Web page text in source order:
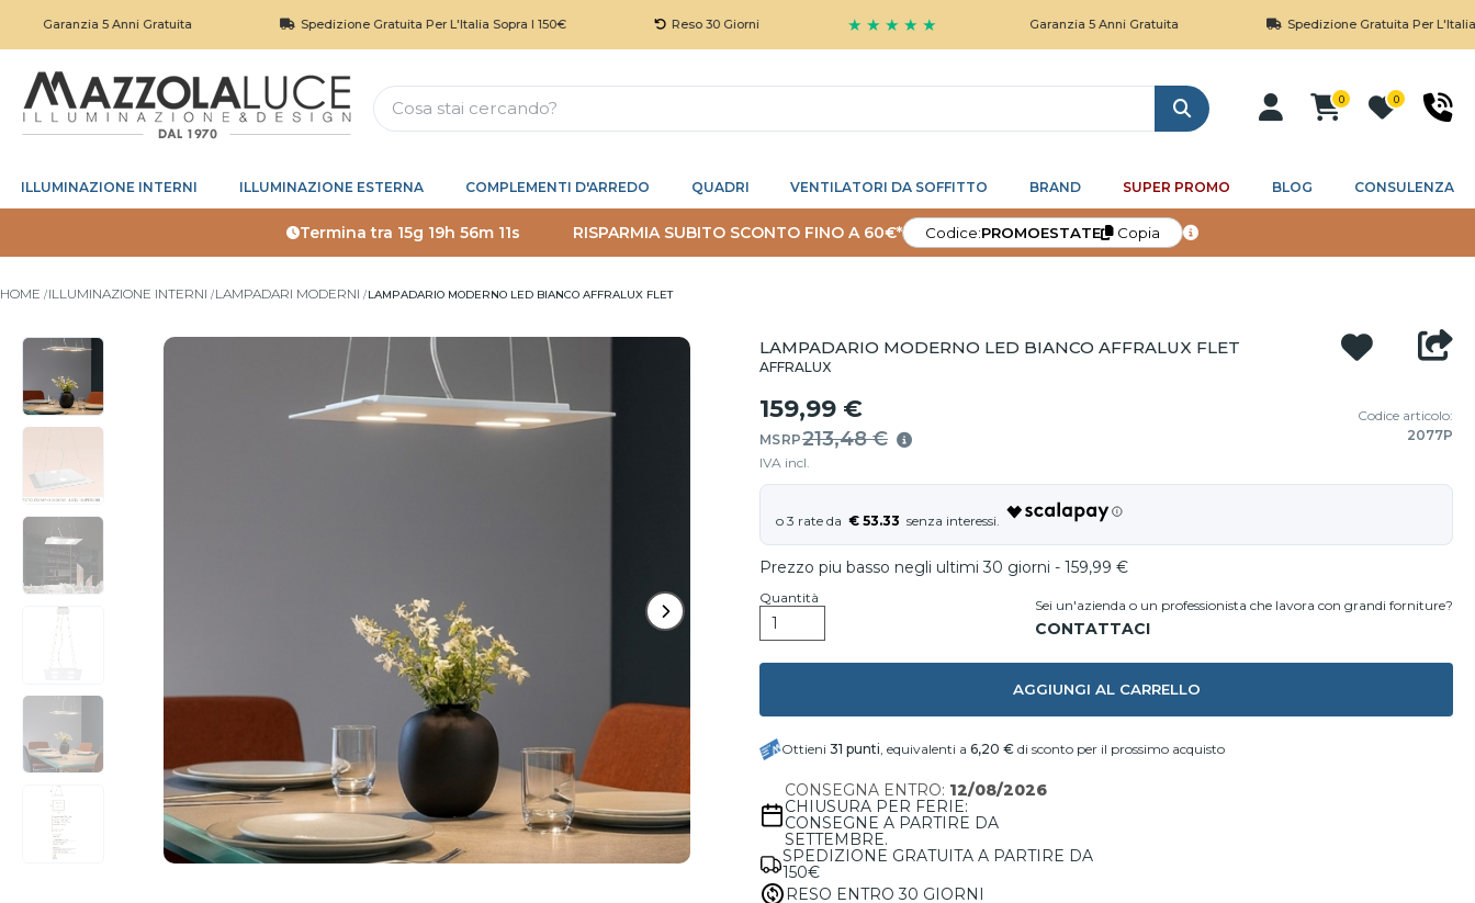
5 Anni Gratuita Spedizione Gratuita Per L'Italia Sopra I 150€ Reso 30 Giorni ★ ★ ★ ★ ★ Garanzia 5 Anni Gratuita Spedizione Gratuita Per L'Italia Sopra I
Cerca
0 0
ILLUMINAZIONE INTERNI ILLUMINAZIONE ESTERNA COMPLEMENTI D'ARREDO QUADRI VENTILATORI DA SOFFITTO BRAND SUPER PROMO BLOG CONSULENZA
Termina tra 15g 19h 56m 10s RISPARMIA SUBITO SCONTO FINO A 60€* Codice:PROMOESTATE Copia
HOME ILLUMINAZIONE INTERNI LAMPADARI MODERNI LAMPADARIO MODERNO LED BIANCO AFFRALUX FLET
LAMPADARIO MODERNO LED BIANCO AFFRALUX FLET
AFFRALUX
159,99 €
MSRP213,48 €
IVA incl.
Codice articolo:
2077P
€ 53.33
Prezzo piu basso negli ultimi 30 giorni - 159,99 €
Quantità Sei un'azienda o un professionista che lavora con grandi forniture?
AGGIUNGI AL CARRELLO
Ottieni 31 punti, equivalenti a 6,20 € di sconto per il prossimo acquisto
CONSEGNA ENTRO: 12/08/2026
CHIUSURA PER FERIE:
CONSEGNE A PARTIRE DA
SETTEMBRE.
SPEDIZIONE GRATUITA A PARTIRE DA
150€
RESO ENTRO 30 GIORNI